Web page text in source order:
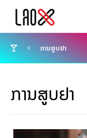
ການສູບຢາ
ການສູບຢາ